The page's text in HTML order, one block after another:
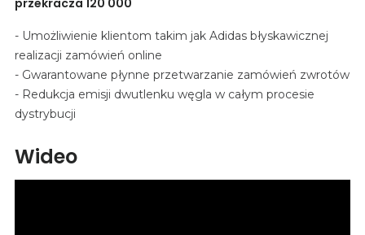
- Umożliwienie klientom takim jak Adidas błyskawicznej
realizacji zamówień online
- Gwarantowane płynne przetwarzanie zamówień zwrotów
- Redukcja emisji dwutlenku węgla w całym procesie
dystrybucji
Wideo